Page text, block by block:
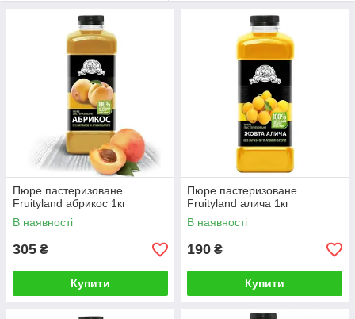
Пюре пастеризоване
Fruityland абрикос 1кг
В наявності
305 ₴
Купити
Пюре пастеризоване
Fruityland алича 1кг
В наявності
190 ₴
Купити